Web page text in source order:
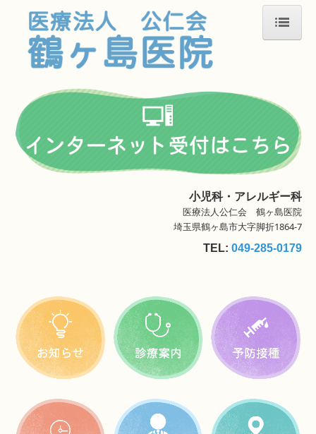
ホーム
お知らせ
診療案内
個人情報保護方針
小児科・アレルギー科
医療法人公仁会 鶴ヶ島医院
埼玉県鶴ヶ島市大字脚折1864-7
TEL: 049-285-0179